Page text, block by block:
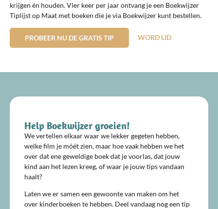
krijgen én houden. Vier keer per jaar ontvang je een Boekwijzer
Tiplijst op Maat met boeken die je via Boekwijzer kunt bestellen.
PROBEER NU DE GRATIS TIP WORD LID
Help Boekwijzer groeien!
We vertellen elkaar waar we lekker gegeten hebben,
welke film je móét zien, maar hoe vaak hebben we het
over dat ene geweldige boek dat je voorlas, dat jouw
kind aan het lezen kreeg, of waar je jouw tips vandaan
haalt?
Laten we er samen een gewoonte van maken om het
over kinderboeken te hebben. Deel vandaag nog een tip